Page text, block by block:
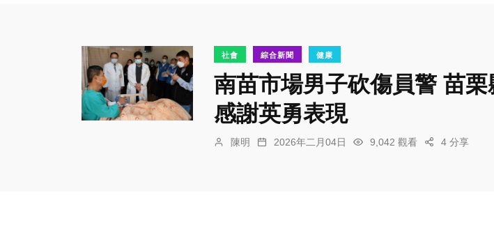
社會 綜合新聞 健康
南苗市場男子砍傷員警 苗
感謝英勇表現
陳明 2026年二月04日 9,042 觀看 4 分享